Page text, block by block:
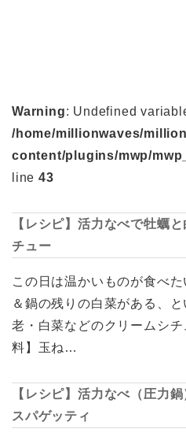
Warning: Undefined
/home/millionwaves/
content/plugins/mwp/
line 43
【レシピ】活力なべで牡蠣
チュー
この日は温かいものが食べ
＆鍋の残りの白菜がある、
老・白菜などのクリームシ
料】玉ね…
【レシピ】活力なべ（圧力
スパゲッティ